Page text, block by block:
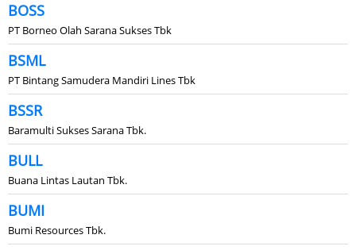
BOSS
PT Borneo Olah Sarana Sukses Tbk
BSML
PT Bintang Samudera Mandiri Lines Tbk
BSSR
Baramulti Sukses Sarana Tbk.
BULL
Buana Lintas Lautan Tbk.
BUMI
Bumi Resources Tbk.